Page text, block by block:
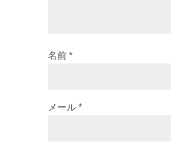
名前 *
メール *